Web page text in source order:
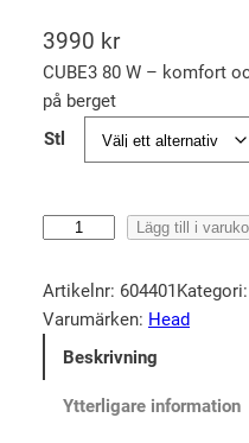
3990 kr
CUBE3 80 W – komfort
på berget
Stl
a
d
Lägg till i
Artikelnr: 604401Kategori:
Varumärken: Head
Beskrivning
Ytterligare information